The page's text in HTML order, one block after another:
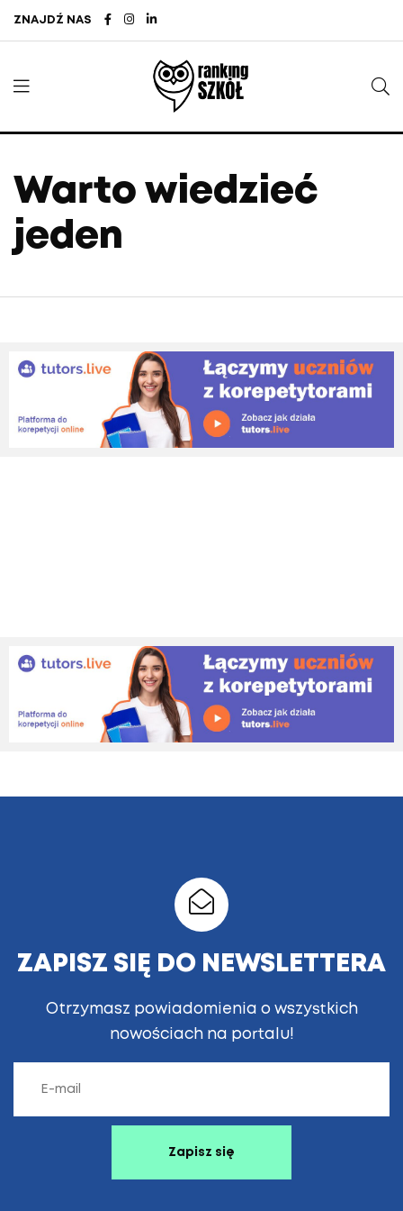
ZNAJDŹ NAS
Warto wiedzieć
jeden
ZAPISZ SIĘ DO NEWSLETTERA
Otrzymasz powiadomienia o wszystkich
nowościach na portalu!